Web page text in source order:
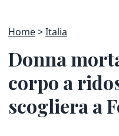
Home Italia
Donna
corpo a
scogliera a